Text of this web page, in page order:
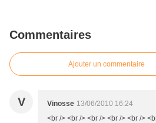
Commentaires
Ajouter un commentaire
V Vinosse 13/06/2010 16:24
<br /> <br /> <br /> <br /> <br />